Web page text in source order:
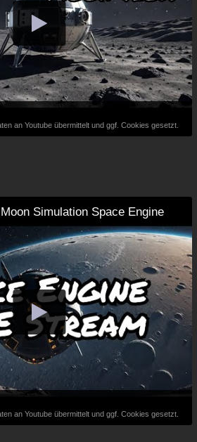
an Youtube übermittelt und ggf. Cookies gesetzt.
Simulation Space Engine
an Youtube übermittelt und ggf. Cookies gesetzt.